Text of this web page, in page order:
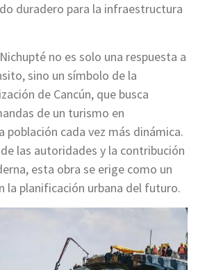
duradero para la infraestructura
no es solo una respuesta a
sino un símbolo de la
de Cancún, que busca
de un turismo en
población cada vez más dinámica.
las autoridades y la contribución
esta obra se erige como un
la planificación urbana del futuro.